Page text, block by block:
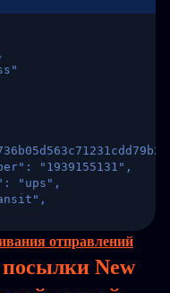
"1939155131",
"ups",
2,
отправлений
New